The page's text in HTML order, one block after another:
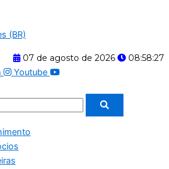
(BR)
07 de agosto de 2026
08:58:27
Youtube